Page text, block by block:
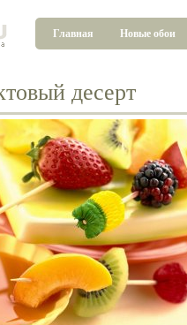
Главная Новые обои
деcерт